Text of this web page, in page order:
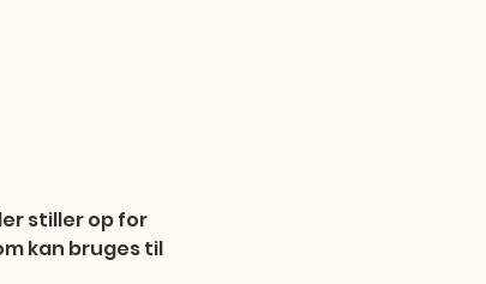
stiller op for
kan bruges til